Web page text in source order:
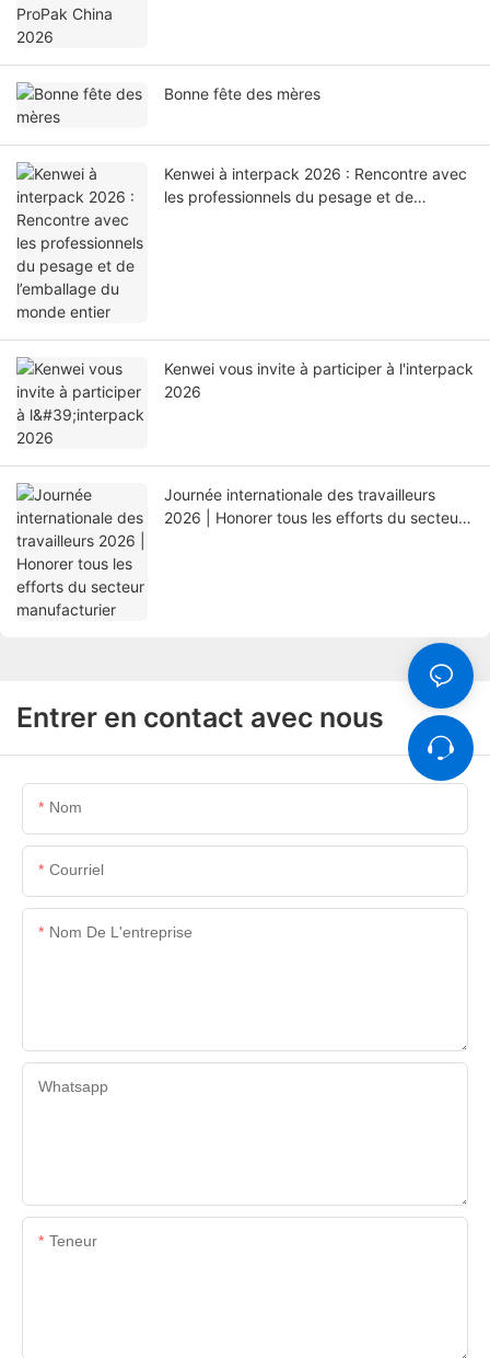
Bonne fête des mères
Kenwei à interpack 2026 : Rencontre avec
les professionnels du pesage et de
Kenwei vous invite à participer à l'interpack
2026
Journée internationale des travailleurs
2026 | Honorer tous les efforts du secteur
Entrer en contact avec nous
Nom
Courriel
Nom De L'entreprise
Whatsapp
Teneur